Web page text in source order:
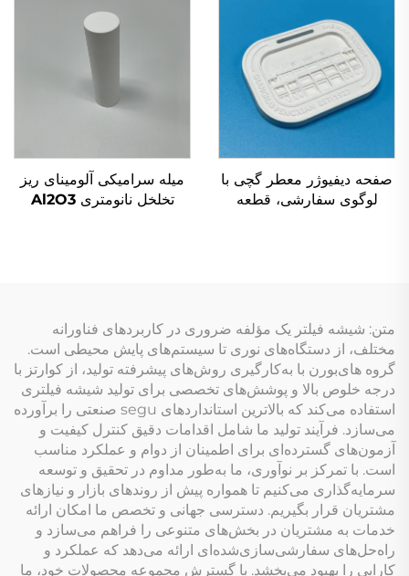
صفحه دیفیوژر معطر گچی با
لوگوی سفارشی، قطعه
میله سرامیکی آلومینای ریز
تخلخل نانومتری Al2O3
متن: شیشه فیلتر یک مؤلفه ضروری در کاربردهای فناورانه
مختلف، از دستگاه‌های نوری تا سیستم‌های پایش محیطی است.
گروه های‌بورن با به‌کارگیری روش‌های پیشرفته تولید، از کوارتز با
درجه خلوص بالا و پوشش‌های تخصصی برای تولید شیشه فیلتری
استفاده می‌کند که بالاترین استانداردهای segu صنعتی را برآورده
می‌سازد. فرآیند تولید ما شامل اقدامات دقیق کنترل کیفیت و
آزمون‌های گسترده‌ای برای اطمینان از دوام و عملکرد مناسب
است. با تمرکز بر نوآوری، ما به‌طور مداوم در تحقیق و توسعه
سرمایه‌گذاری می‌کنیم تا همواره پیش از روندهای بازار و نیازهای
مشتریان قرار بگیریم. دسترسی جهانی و تخصص ما امکان ارائه
خدمات به مشتریان در بخش‌های متنوعی را فراهم می‌سازد و
راه‌حل‌های سفارشی‌سازی‌شده‌ای ارائه می‌دهد که عملکرد و
کارایی را بهبود می‌بخشد. با گسترش مجموعه محصولات خود، ما